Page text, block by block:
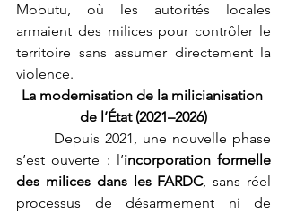
Mobutu, où les autorités locales
armaient des milices pour contrôler le
territoire sans assumer directement la
violence.
La modernisation de la milicianisation
de l’État (2021–2026)
s’est ouverte : l’incorporation formelle
des milices dans les FARDC, sans réel
processus de désarmement ni de